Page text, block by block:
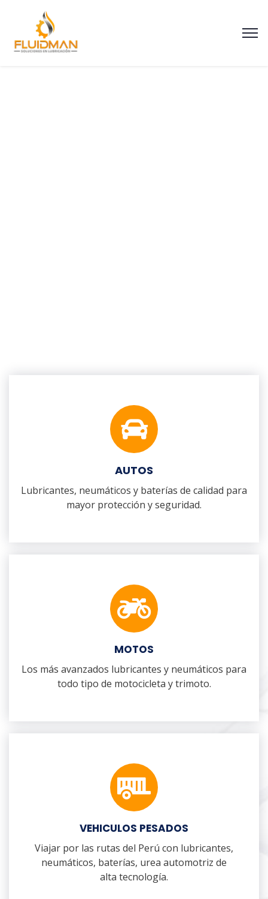
AUTOS
Lubricantes, neumáticos y baterías de calidad para
mayor protección y seguridad.
MOTOS
Los más avanzados lubricantes y neumáticos para
todo tipo de motocicleta y trimoto.
VEHICULOS PESADOS
Viajar por las rutas del Perú con lubricantes,
neumáticos, baterías, urea automotriz de
alta tecnología.